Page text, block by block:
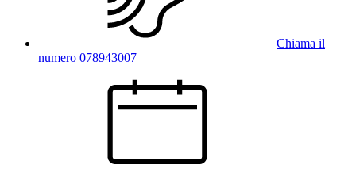
Chiama il
numero 078943007